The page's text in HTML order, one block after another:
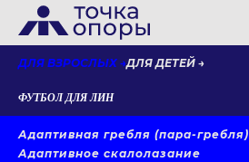
ДЛЯ ВЗРОСЛЫХ ДЛЯ ДЕТЕЙ
ФУТБОЛ ДЛЯ ЛИН
Адаптивная гребля (пара-гребля)
Адаптивное скалолазание